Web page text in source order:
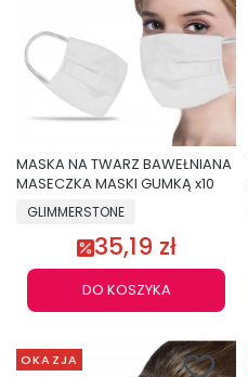
MASKA NA TWARZ BAWEŁNIANA
MASECZKA MASKI GUMKĄ x10
GLIMMERSTONE
35,19 zł
DO KOSZYKA
OKAZJA